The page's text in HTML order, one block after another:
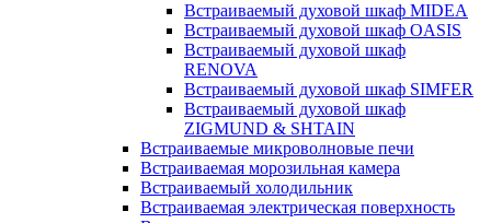
Встраиваемый духовой шкаф MIDEA
Встраиваемый духовой шкаф OASIS
Встраиваемый духовой шкаф
RENOVA
Встраиваемый духовой шкаф SIMFER
Встраиваемый духовой шкаф
ZIGMUND & SHTAIN
Встраиваемые микроволновые печи
Встраиваемая морозильная камера
Встраиваемый холодильник
Встраиваемая электрическая поверхность